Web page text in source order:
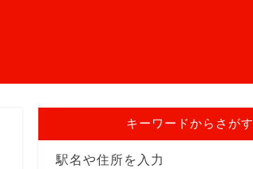
キーワードからさがす
駅名や住所を入力